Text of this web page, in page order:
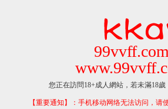
99vvff.com
您正在訪問18+成人網站，若未滿18
【重要通知】：手机移动网络无法访问，请